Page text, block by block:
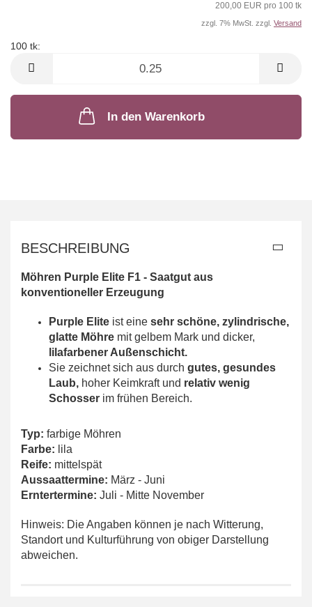
200,00 EUR pro 100 tk
zzgl. 7% MwSt. zzgl. Versand
100 tk:
In den Warenkorb
BESCHREIBUNG
Möhren Purple Elite F1 - Saatgut aus
konventioneller Erzeugung
Purple Elite ist eine sehr schöne, zylindrische,
glatte Möhre mit gelbem Mark und dicker,
lilafarbener Außenschicht.
Sie zeichnet sich aus durch gutes, gesundes
Laub, hoher Keimkraft und relativ wenig
Schosser im frühen Bereich.
Typ: farbige Möhren
Farbe: lila
Reife: mittelspät
Aussaattermine: März - Juni
Erntertermine: Juli - Mitte November
Hinweis: Die Angaben können je nach Witterung,
Standort und Kulturführung von obiger Darstellung
abweichen.